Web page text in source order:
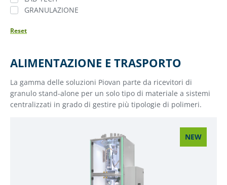
GRANULAZIONE
Reset
ALIMENTAZIONE E TRASPORTO
La gamma delle soluzioni Piovan parte da ricevitori di
granulo stand-alone per un solo tipo di materiale a sistemi
centralizzati in grado di gestire più tipologie di polimeri.
NEW